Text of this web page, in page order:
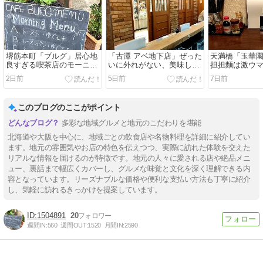
堺筋本町「ブルグ」居心地
良すぎる喫茶店のモーニン
2日前
「古潭 アベ地下店」ぜった
いに外れがない、美味しい
ラーメンだな
5日前
天満橋「玉華
担担麵は激ウ
7日前
このブログのここがポイント
多彩な地域グルメと地元のこだわりを堪能
北海道や大阪を中心に、地域ごとの飲食店や名物料理を詳細に紹介してい
ます。地元の雰囲気やお店の特色を伝えつつ、実際に訪れた体験を交えた
リアルな情報を届けるのが特徴です。地元の人々に愛される店や絶品メニ
ュー、裏話まで幅広くカバーし、グルメな味覚と文化を深く理解できる内
容となっています。リーズナブルな価格や便利な支払い方法も丁寧に紹介
し、気軽に訪れるきっかけを提案しています。
1504891 20
週間IN:560 週間OUT:1520 月間IN:2590